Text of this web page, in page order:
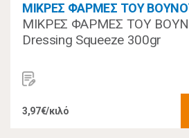
ΜΙΚΡΕΣ ΦΑΡΜΕΣ ΤΟΥ
ΜΙΚΡΕΣ ΦΑΡΜΕΣ ΤΟΥ
Dressing Squeeze 300gr
3,97€/κιλό